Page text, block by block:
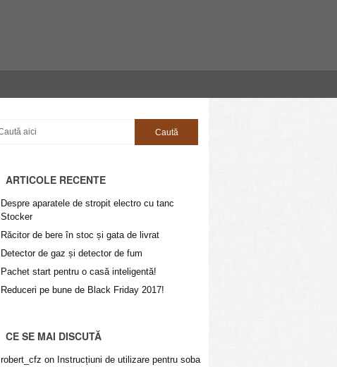
ARTICOLE RECENTE
Despre aparatele de stropit electro cu tanc
Stocker
Răcitor de bere în stoc și gata de livrat
Detector de gaz și detector de fum
Pachet start pentru o casă inteligentă!
Reduceri pe bune de Black Friday 2017!
CE SE MAI DISCUTĂ
robert_cfz on Instrucțiuni de utilizare pentru soba